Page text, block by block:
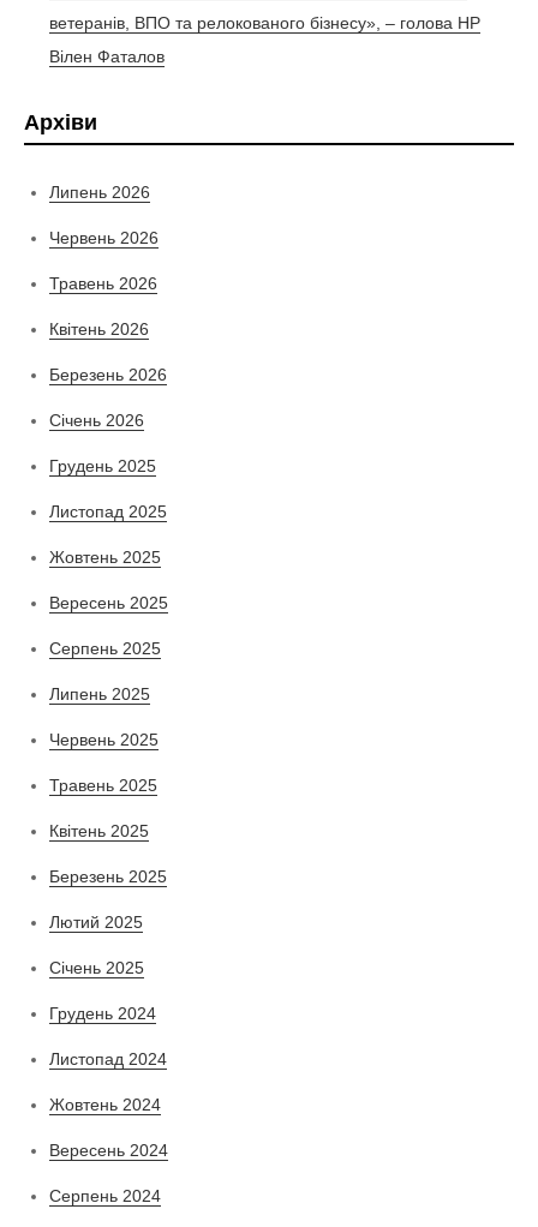
ветеранів, ВПО та релокованого бізнесу», – голова НР
Вілен Фаталов
Архіви
Липень 2026
Червень 2026
Травень 2026
Квітень 2026
Березень 2026
Січень 2026
Грудень 2025
Листопад 2025
Жовтень 2025
Вересень 2025
Серпень 2025
Липень 2025
Червень 2025
Травень 2025
Квітень 2025
Березень 2025
Лютий 2025
Січень 2025
Грудень 2024
Листопад 2024
Жовтень 2024
Вересень 2024
Серпень 2024